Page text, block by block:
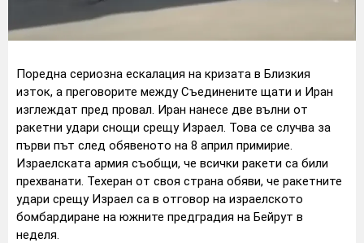
Поредна сериозна ескалация на кризата в Близкия
изток, а преговорите между Съединените щати и Иран
изглеждат пред провал. Иран нанесе две вълни от
ракетни удари снощи срещу Израел. Това се случва за
първи път след обявеното на 8 април примирие.
Израелската армия съобщи, че всички ракети са били
прехванати. Техеран от своя страна обяви, че ракетните
удари срещу Израел са в отговор на израелското
бомбардиране на южните предградия на Бейрут в
неделя.